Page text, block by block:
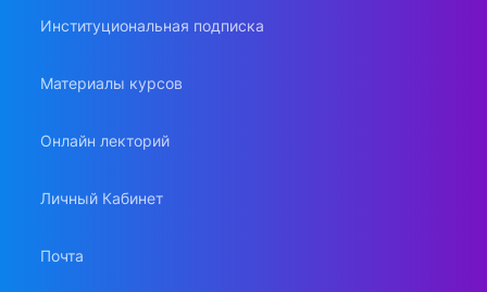
Институциональная подписка
Материалы курсов
Онлайн лекторий
Личный Кабинет
Почта